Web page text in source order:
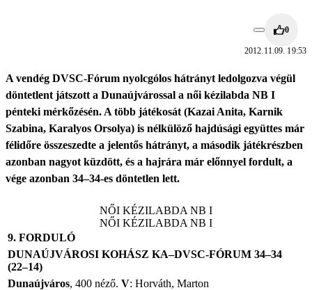
0
2012.11.09. 19:53
A vendég DVSC-Fórum nyolcgólos hátrányt ledolgozva végül
döntetlent játszott a Dunaújvárossal a női kézilabda NB I
pénteki mérkőzésén. A több játékosát (Kazai Anita, Karnik
Szabina, Karalyos Orsolya) is nélkülöző hajdúsági együttes már
félidőre összeszedte a jelentős hátrányt, a második játékrészben
azonban nagyot küzdött, és a hajrára már előnnyel fordult, a
vége azonban 34–34-es döntetlen lett.
NŐI KÉZILABDA NB I
9. FORDULÓ
DUNAÚJVÁROSI KOHÁSZ KA–DVSC-FÓRUM 34–34
(22–14)
Dunaújváros, 400 néző. V: Horváth, Marton
NŐI KÉZILABDA NB I